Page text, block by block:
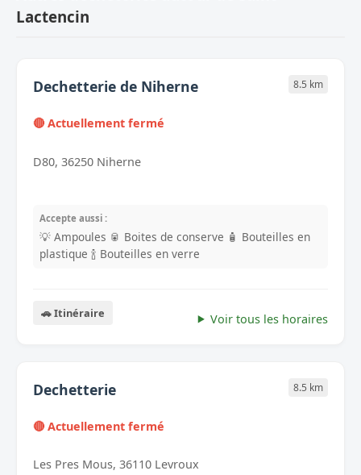
Lactencin
Dechetterie de Niherne 8.5 km
🔴 Actuellement fermé
D80, 36250 Niherne
Accepte aussi :
💡 Ampoules 🥫 Boites de conserve 🧴 Bouteilles en
plastique 🍾 Bouteilles en verre
🚗 Itinéraire Voir tous les horaires
Dechetterie 8.5 km
🔴 Actuellement fermé
Les Pres Mous, 36110 Levroux